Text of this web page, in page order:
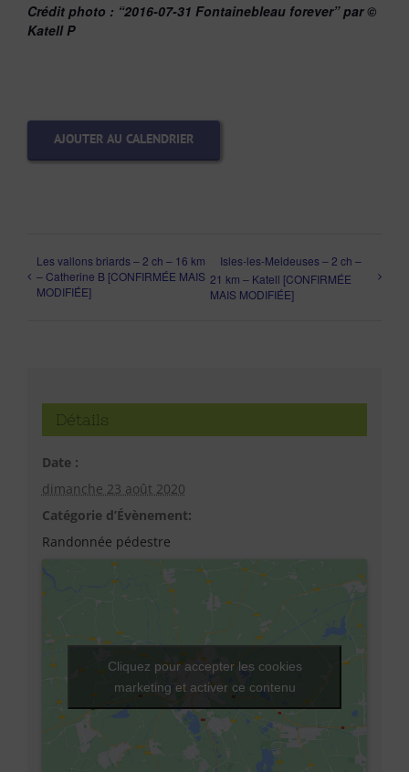
Crédit photo : “2016-07-31 Fontainebleau forever” par ©
Katell P
AJOUTER AU CALENDRIER
Les vallons briards – 2 ch – 16 km
– Catherine B [CONFIRMÉE MAIS
MODIFIÉE]
Isles-les-Meldeuses – 2 ch –
21 km – Katell [CONFIRMÉE
MAIS MODIFIÉE]
Détails
Date :
dimanche 23 août 2020
Catégorie d’Évènement:
Randonnée pédestre
Cliquez pour accepter les cookies
marketing et activer ce contenu